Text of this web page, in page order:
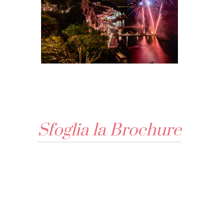
Sfoglia la Brochure